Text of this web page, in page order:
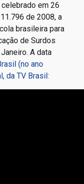
em 26
de 2008, a
brasileira para
de Surdos
A data
(no ano
da TV Brasil: